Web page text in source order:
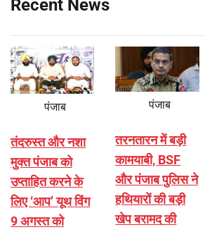
Recent News
पंजाब
तंदरुस्त और नशा
मुक्त पंजाब को
उप्ताहित करने के
लिए ‘आप’ यूथ विंग
9 अगस्त को
पंजाब
तरनतारन में बड़ी
कामयाबी, BSF
और पंजाब पुलिस ने
हथियारों की बड़ी
खेप बरामद की